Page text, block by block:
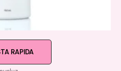
RAPIDA